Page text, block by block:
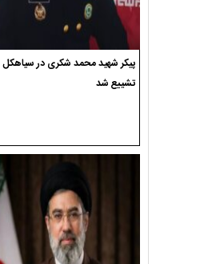
پیکر شهید محمد شکری در سیاهکل
تشییع شد